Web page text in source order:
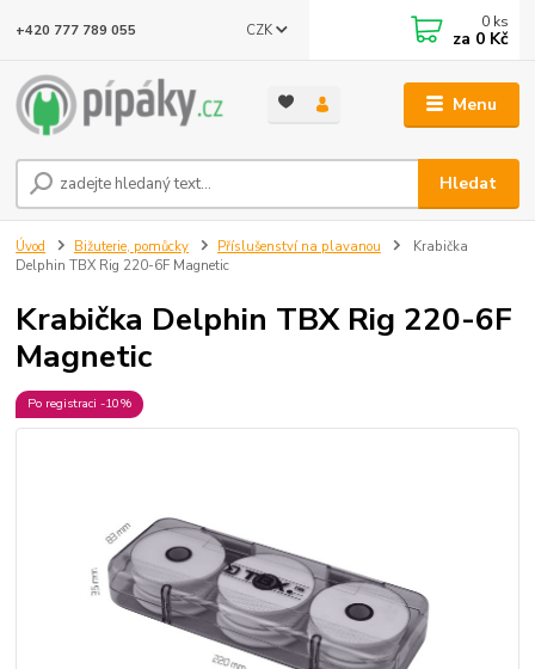
Menu
CZK
Hledat
+420 777 789 055 0 ks
za 0 Kč
Úvod Bižuterie, pomůcky Příslušenství na plavanou
Krabička
Delphin TBX Rig 220-6F Magnetic
Krabička Delphin TBX Rig 220-6F
Magnetic
Po registraci -10%